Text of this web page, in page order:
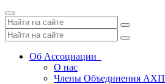
Toggle
navigation
Об Ассоциации
О нас
Члены Объединения АХП